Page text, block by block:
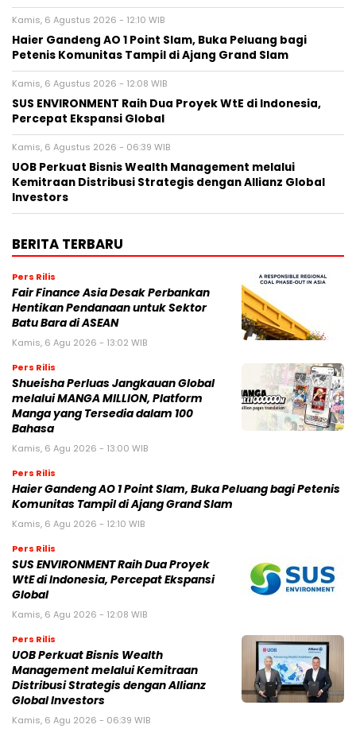
Kamis, 6 Agustus 2026 - 12:10 WIB
Haier Gandeng AO 1 Point Slam, Buka Peluang bagi
Petenis Komunitas Tampil di Ajang Grand Slam
Kamis, 6 Agustus 2026 - 12:08 WIB
SUS ENVIRONMENT Raih Dua Proyek WtE di Indonesia,
Percepat Ekspansi Global
Kamis, 6 Agustus 2026 - 06:39 WIB
UOB Perkuat Bisnis Wealth Management melalui
Kemitraan Distribusi Strategis dengan Allianz Global
Investors
BERITA TERBARU
Pers Rilis
Fair Finance Asia Desak Perbankan
Hentikan Pendanaan untuk Sektor
Batu Bara di ASEAN
Kamis, 6 Agu 2026 - 13:02 WIB
Pers Rilis
Shueisha Perluas Jangkauan Global
melalui MANGA MILLION, Platform
Manga yang Tersedia dalam 100
Bahasa
Kamis, 6 Agu 2026 - 13:00 WIB
Pers Rilis
Haier Gandeng AO 1 Point Slam, Buka Peluang bagi Petenis
Komunitas Tampil di Ajang Grand Slam
Kamis, 6 Agu 2026 - 12:10 WIB
Pers Rilis
SUS ENVIRONMENT Raih Dua Proyek
WtE di Indonesia, Percepat Ekspansi
Global
Kamis, 6 Agu 2026 - 12:08 WIB
Pers Rilis
UOB Perkuat Bisnis Wealth
Management melalui Kemitraan
Distribusi Strategis dengan Allianz
Global Investors
Kamis, 6 Agu 2026 - 06:39 WIB